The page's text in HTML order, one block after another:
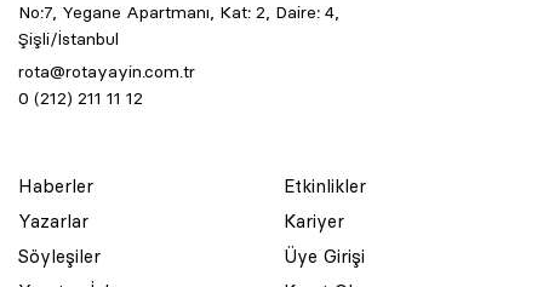
No:7, Yegane Apartmanı, Kat: 2, Daire: 4,
Şişli/İstanbul
rota@rotayayin.com.tr
0 (212) 211 11 12
Haberler
Yazarlar
Söyleşiler
Etkinlikler
Kariyer
Üye Girişi